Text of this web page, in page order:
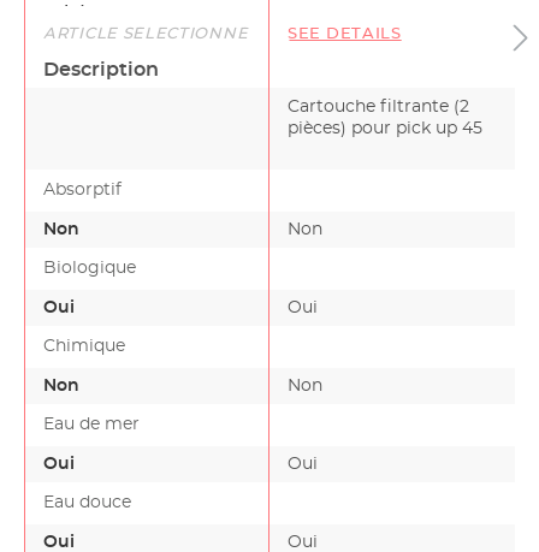
Stk.)
ARTICLE SÉLECTIONNÉ SEE DETAILS
Description
Cartouche filtrante (2
pièces) pour pick up 45
Absorptif
Non Non
Biologique
Oui Oui
Chimique
Non Non
Eau de mer
Oui Oui
Eau douce
Oui Oui